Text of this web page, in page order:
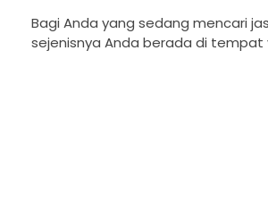
Bagi Anda yang sedang mencari
sejenisnya Anda berada di